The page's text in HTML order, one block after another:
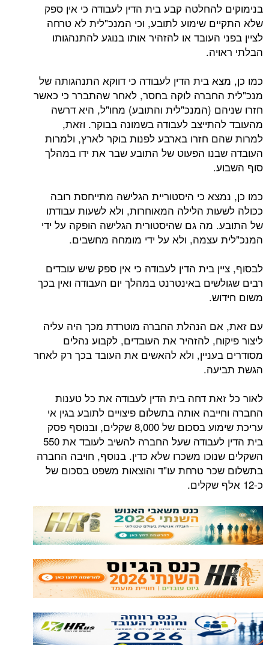
בנימוקים להחלטה קבע בית הדין לעבודה כי אין ספק
שלא התקיים שימוע לתובע, וכי המנכ"לית לא טרחה
לציין בפני העובד או להזהיר אותו בנוגע להתנהגותו
הבלתי ראויה.
כמו כן, מצא בית הדין לעבודה כי דווקא התנהגותה של
מנכ"לית החברה לוקה בחסר, לאחר שהתברר כי כאשר
חזרו שניהם (המנכ"לית והתובע) מחו"ל, היא דרשה
מהעובד להתייצב לעבודה בשמונה בבוקר. וזאת,
למרות שהם חזרו בארבע לפנות בוקר לארץ, ולמרות
העובדה שבנו הפעוט של התובע שבר את ידו במהלך
סוף השבוע.
כמו כן, נמצא כי היסטוריית הגלישה מתייחסת רובה
ככולה לשעות הלילה המאוחרות, ולא לשעות עבודתו
של התובע. מה גם שהיסטורית הגלישה הופקה על ידי
המנכ"לית עצמה, ולא על ידי מומחה מחשבים.
לבסוף, ציין בית הדין לעבודה כי אין ספק שיש עובדים
רבים שגולשים באינטרנט במהלך יום העבודה ואין בכך
משום חידוש.
עם זאת, אם הנהלת החברה מוטרדת מכך היה עליה
ליצור פיקוח, להזהיר את העובדים, לקבוע נהלים
מסודרים בעניין, ולא להאשים את העובד בכך רק לאחר
הגשת תביעה.
לאור כל זאת דחה בית הדין לעבודה את כל טענות
החברה וחייבה אותה בתשלום פיצויים לתובע בגין אי
עריכת שימוע בסכום של 8,000 שקלים, ובנוסף פסק
בית הדין לעבודה שעל החברה להשיב לעובד את 550
השקלים שנוכו משכרו שלא כדין. בנוסף, חויבה החברה
בתשלום שכר טרחת עו"ד והוצאות משפט בסכום של
כ-12 אלף שקלים.